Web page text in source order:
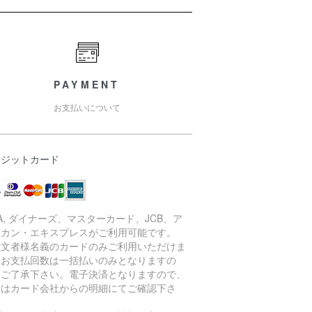
PAYMENT
お支払いについて
ットカード
ダイナーズ、マスターカード、JCB、ア
ン・エキスプレスがご利用可能です。
者様名義のカードのみご利用いただけま
支払回数は一括払いのみとなりますの
了承下さい。電子決済となりますので、
カード会社からの明細にてご確認下さ